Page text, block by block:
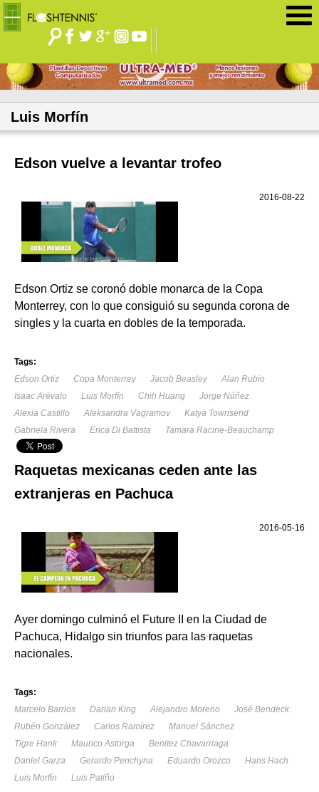
Luis Morfín
Edson vuelve a levantar trofeo
2016-08-22
Edson Ortiz se coronó doble monarca de la Copa
Monterrey, con lo que consiguió su segunda corona de
singles y la cuarta en dobles de la temporada.
Tags:
Edson Ortiz
Copa Monterrey Jacob Beasley
Alan Rubio
Isaac Arévalo
Luis Morfín Chih Huang
Jorge Núñez
Alexia Castillo
Aleksandra Vagramov
Katya Townsend
Gabriela Rivera
Erica Di Battista Tamara Racine-Beauchamp
Raquetas mexicanas ceden ante las
extranjeras en Pachuca
2016-05-16
Ayer domingo culminó el Future II en la Ciudad de
Pachuca, Hidalgo sin triunfos para las raquetas
nacionales.
Tags:
Marcelo Barrios
Darian King Alejandro Moreno
José Bendeck
Rubén González
Carlos Ramírez
Manuel Sánchez
Tigre Hank
Maurico Astorga
Benitez Chavarriaga
Daniel Garza
Gerardo Penchyna Eduardo Orozco
Hans Hach
Luis Morfín
Luis Patiño